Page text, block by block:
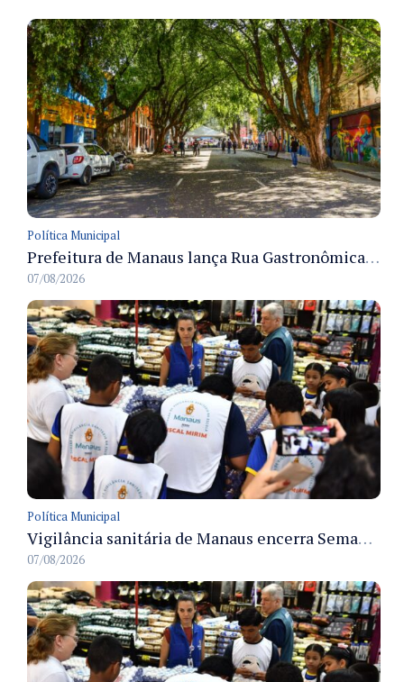
Política Municipal
Prefeitura de Manaus lança Rua Gastronômica preservando as 17 árvores da Ferreira Pena no Centro
07/08/2026
Política Municipal
Vigilância sanitária de Manaus encerra Semana da Vigilância com painel para médicos recém-formados e projeto Fiscal Mirim
07/08/2026